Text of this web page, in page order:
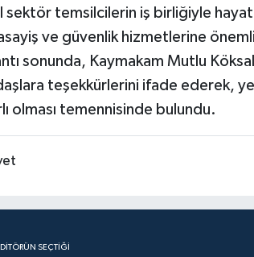
sektör temsilcilerin iş birliğiyle
ve güvenlik hizmetlerine
sonunda, Kaymakam Mutlu
teşekkürlerini ifade ederek,
olması temennisinde bulundu.
SEÇTIĞI